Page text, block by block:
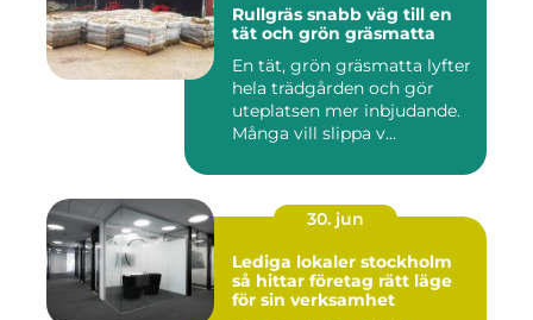
Rullgräs snabb väg till en
tät och grön gräsmatta
En tät, grön gräsmatta lyfter
hela trädgården och gör
uteplatsen mer inbjudande.
Många vill slippa v...
30. jun
Lediga lokaler stockholm
så hittar företag rätt läge
för sin verksamhet